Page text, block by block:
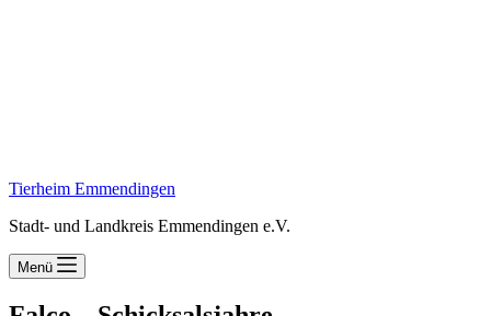
Tierheim Emmendingen
Stadt- und Landkreis Emmendingen e.V.
Menü